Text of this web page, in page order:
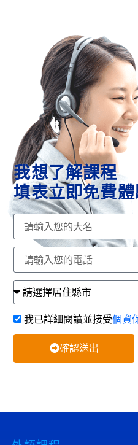
我想了解課程
填表立即免費
我已詳細閱讀並接受個資
確認送出